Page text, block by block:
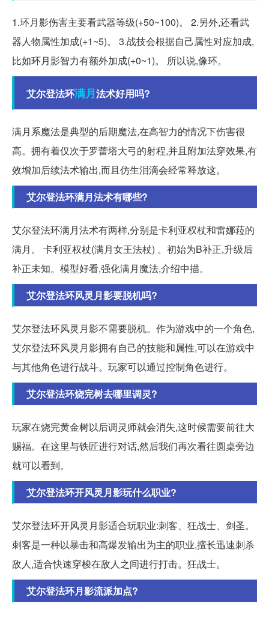
1.环月影伤害主要看武器等级(+50~100)。 2.另外,还看武
器人物属性加成(+1~5)。 3.战技会根据自己属性对应加成,
比如环月影智力有额外加成(+0~1)。 所以说,像环。
艾尔登法环满月法术好用吗?
满月系魔法是典型的后期魔法,在高智力的情况下伤害很
高。拥有着仅次于罗蕾塔大弓的射程,并且附加法穿效果,有
效增加后续法术输出,而且仿生泪滴会经常释放这。
艾尔登法环满月法术有哪些?
艾尔登法环满月法术有两样,分别是卡利亚权杖和雷娜菈的
满月。 卡利亚权杖(满月女王法杖) 。初始为B补正,升级后
补正未知。模型好看,强化满月魔法,介绍中描。
艾尔登法环风灵月影要脱机吗?
艾尔登法环风灵月影不需要脱机。作为游戏中的一个角色,
艾尔登法环风灵月影拥有自己的技能和属性,可以在游戏中
与其他角色进行战斗。玩家可以通过控制角色进行。
艾尔登法环烧完树去哪里调灵?
玩家在烧完黄金树以后调灵师就会消失,这时候需要前往大
赐福。在这里与铁匠进行对话,然后我们再次看往圆桌旁边
就可以看到。
艾尔登法环开风灵月影玩什么职业?
艾尔登法环开风灵月影适合玩职业:刺客、狂战士、剑圣。
刺客是一种以暴击和高爆发输出为主的职业,擅长迅速刺杀
敌人,适合快速穿梭在敌人之间进行打击。狂战士。
艾尔登法环月影流派加点?